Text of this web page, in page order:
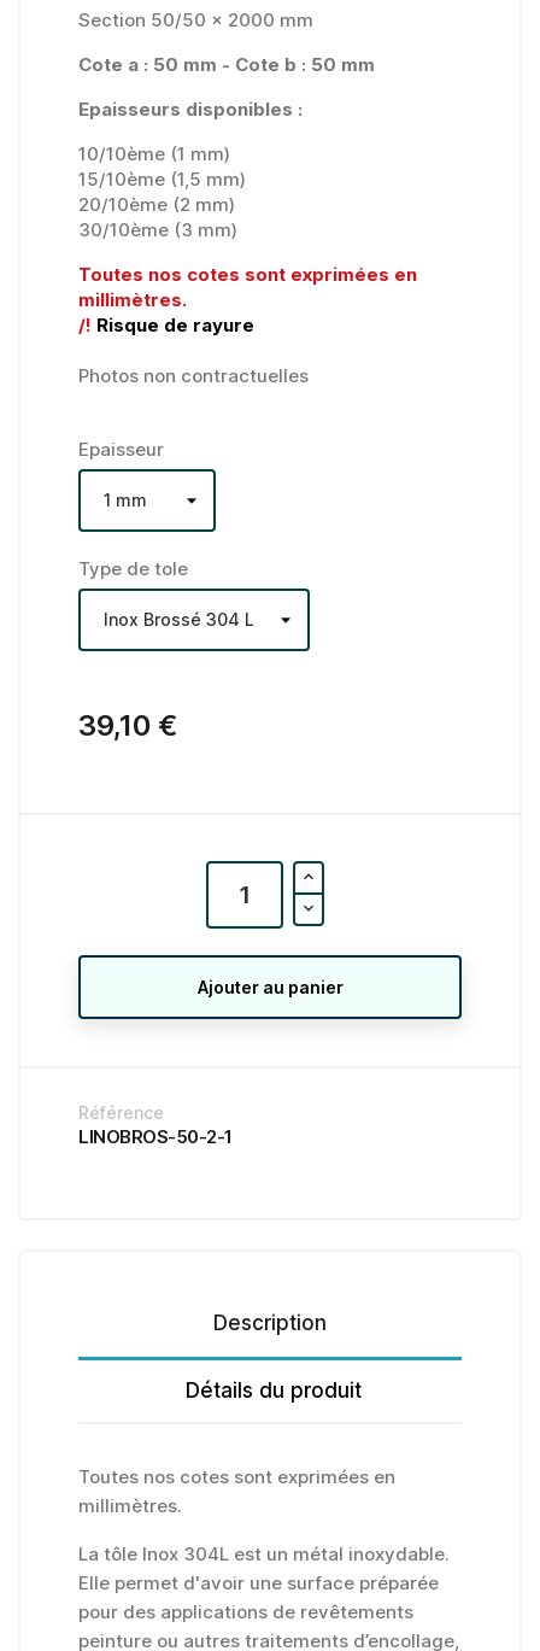
Section 50/50 x 2000 mm
Cote a : 50 mm - Cote b : 50 mm
Epaisseurs disponibles :
10/10ème (1 mm)
15/10ème (1,5 mm)
20/10ème (2 mm)
30/10ème (3 mm)
Toutes nos cotes sont exprimées en
millimètres.
/! Risque de rayure
Photos non contractuelles
Epaisseur
Type de tole
39,10 €
Ajouter au panier
Référence
LINOBROS-50-2-1
Description
Détails du produit
Toutes nos cotes sont exprimées en
millimètres.
La tôle Inox 304L est un métal inoxydable.
Elle permet d'avoir une surface préparée
pour des applications de revêtements
peinture ou autres traitements d’encollage,